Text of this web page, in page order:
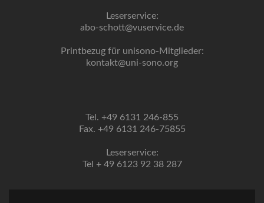
Leserservice:
abo-schott@vuservice.de
Printbezug für unisono-Mitglieder:
kontakt@uni-sono.org
Tel. +49 6131 246-855
Fax. +49 6131 246-75855
Leserservice:
Tel + 49 6123 92 38 287